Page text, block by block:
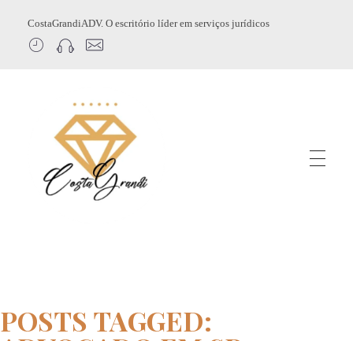
CostaGrandiADV. O escritório líder em serviços jurídicos
POSTS TAGGED: